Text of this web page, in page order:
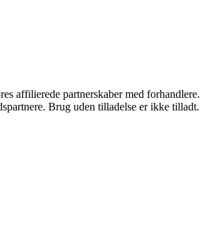
affilierede partnerskaber med forhandlere.
Brug uden tilladelse er ikke tilladt.